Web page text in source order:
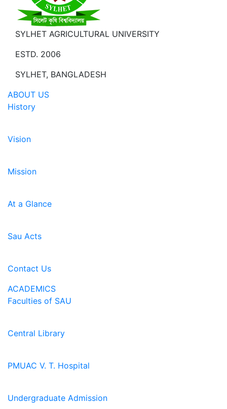
SYLHET AGRICULTURAL UNIVERSITY
ESTD. 2006
SYLHET, BANGLADESH
ABOUT US
History
Vision
Mission
At a Glance
Sau Acts
Contact Us
ACADEMICS
Faculties of SAU
Central Library
PMUAC V. T. Hospital
Undergraduate Admission